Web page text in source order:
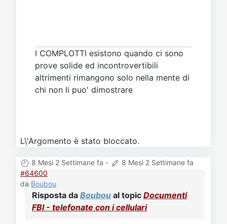
I COMPLOTTI esistono quando ci sono
prove solide ed incontrovertibili
altrimenti rimangono solo nella mente di
chi non li puo' dimostrare
L\'Argomento è stato bloccato.
8 Mesi 2 Settimane fa -
8 Mesi 2 Settimane fa
#64600
da Boubou
Risposta da Boubou al topic Documenti
FBI - telefonate con i cellulari